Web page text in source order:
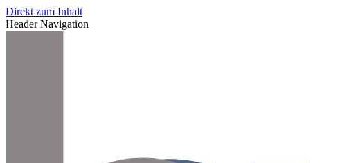
Direkt zum Inhalt
Header Navigation